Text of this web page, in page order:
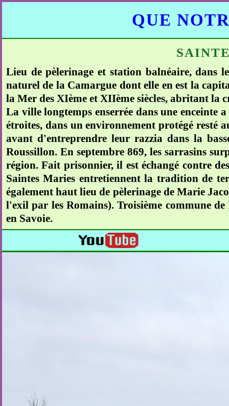
QUE
Lieu de pèlerinage et station balnéaire, dans
naturel de la Camargue dont elle en est la
la Mer des XIème et XIIème siècles, abritant la
La ville longtemps enserrée dans une enceinte
étroites, dans un environnement protégé resté
avant d'entreprendre leur razzia dans la
Roussillon. En septembre 869, les sarrasins
région. Fait prisonnier, il est échangé contre
Saintes Maries entretiennent la tradition de
également haut lieu de pèlerinage de Marie
l'exil par les Romains). Troisième commune
en Savoie.